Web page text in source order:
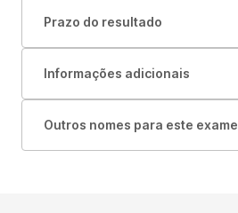
Prazo do resultado
Informações adicionais
Outros nomes para este exame